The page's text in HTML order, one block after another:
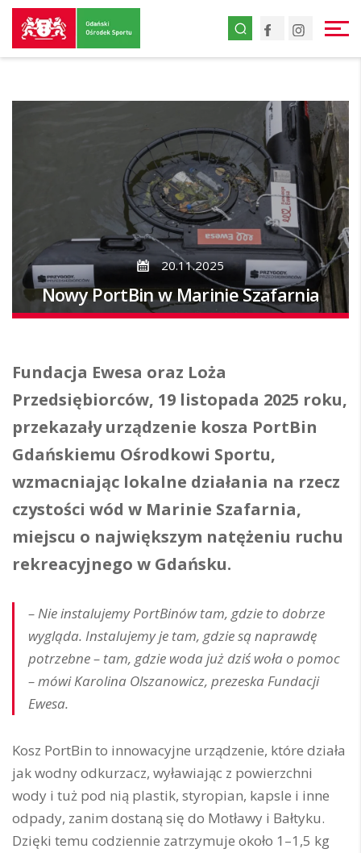
Przejdź
do
strony
Facebook
20.11.2025
Nowy PortBin w Marinie Szafarnia
Fundacja Ewesa oraz Loża
Przedsiębiorców, 19 listopada 2025 roku,
przekazały urządzenie kosza PortBin
Gdańskiemu Ośrodkowi Sportu,
wzmacniając lokalne działania na rzecz
czystości wód w Marinie Szafarnia,
miejscu o największym natężeniu ruchu
rekreacyjnego w Gdańsku.
– Nie instalujemy PortBinów tam, gdzie to dobrze
wygląda. Instalujemy je tam, gdzie są naprawdę
potrzebne – tam, gdzie woda już dziś woła o pomoc
– mówi Karolina Olszanowicz, prezeska Fundacji
Ewesa.
Kosz PortBin to innowacyjne urządzenie, które działa
jak wodny odkurzacz, wyławiając z powierzchni
wody i tuż pod nią plastik, styropian, kapsle i inne
odpady, zanim dostaną się do Motławy i Bałtyku.
Dzięki temu codziennie zatrzymuje około 1–1,5 kg